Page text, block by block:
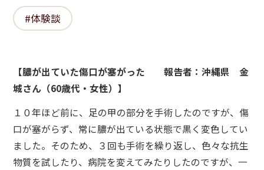
体験談
【膿が出ていた傷口が塞がった 報告者：沖縄県 金
城さん（60歳代・女性）】
１０年ほど前に、足の甲の部分を手術したのですが、傷
口が塞がらず、常に膿が出ている状態で黒く変色してい
ました。そのため、３回も手術を繰り返し、色々な抗生
物質を試したり、病院を変えてみたりしたのですが、一